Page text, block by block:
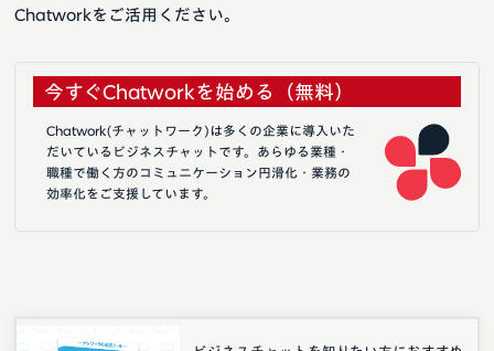
Chatworkをご活用ください。
今すぐChatworkを始める（無料）
Chatwork(チャットワーク)は多くの企業に導入いた
だいているビジネスチャットです。あらゆる業種・
職種で働く方のコミュニケーション円滑化・業務の
効率化をご支援しています。